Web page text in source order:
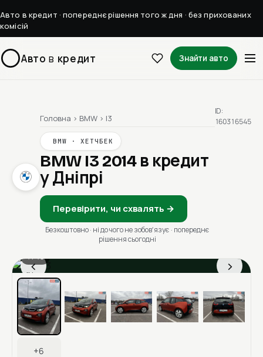
Авто в кредит · попереднє рішення того ж дня · без прихованих
комісій
Авто в кредит Знайти авто
Головна › BMW › I3
BMW · ХЕТЧБЕК
BMW I3 2014 в кредит
у Дніпрі
Перевірити, чи схвалять →
Безкоштовно · ні до чого не зобовʼязує · попереднє
рішення сьогодні
ID:
160316545
‹ ›
1 / 13
Ціна в місяць
+6